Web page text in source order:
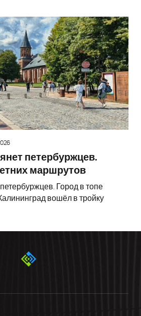
петербуржцев.
маршрутов
Город в топе
вошёл в тройку